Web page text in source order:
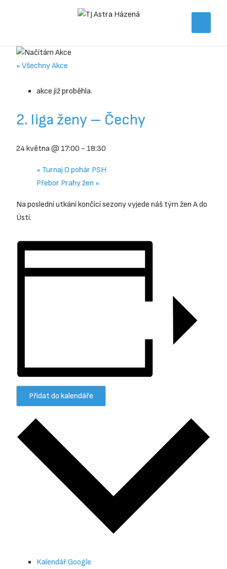
« Všechny Akce
akce již proběhla.
2. liga ženy – Čechy
24 května @ 17:00 - 18:30
« Turnaj O pohár PSH
Přebor Prahy žen »
Na poslední utkání končící sezony vyjede náš tým žen A do
Ústí.
Přidat do kalendáře
Kalendář Google